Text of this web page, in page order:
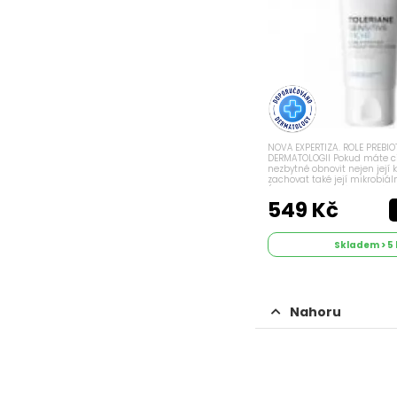
NOVÁ EXPERTIZA. ROLE
DERMATOLOGII Pokud
nezbytné obnovit nejen její
zachovat také její
(neviditelná bariéra, která
pokožku). Přesně to mají za
549 Kč
Skladem > 5
Nahoru